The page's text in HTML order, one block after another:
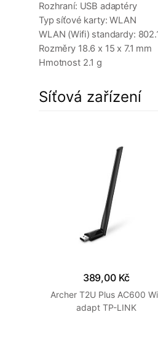
Rozhraní: USB adaptéry
Typ síťové karty: WLAN
WLAN (Wifi) standardy:
Rozměry 18.6 x 15 x 7.1 mm
Hmotnost 2.1 g
Síťová zařízení
389,00 Kč
Archer T2U Plus AC600
adapt TP-LINK